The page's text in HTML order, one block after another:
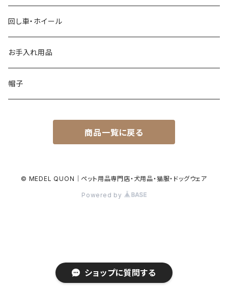
ショップに質問する
回し車・ホイール
お手入れ用品
帽子
商品一覧に戻る
© MEDEL QUON｜ペット用品専門店・犬用品・猫服・ドッグウェア
Powered by